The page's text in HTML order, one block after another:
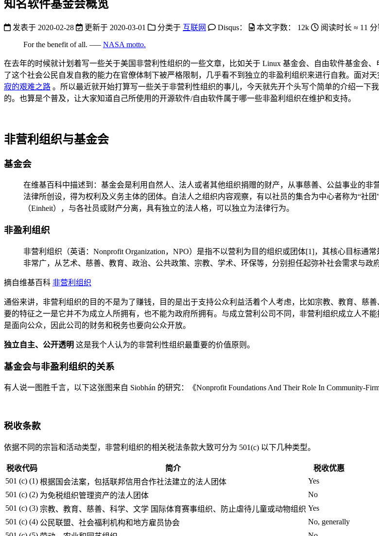
知名软件基金会概览
发表于 2020-02-28 更新于 2020-03-01 分类于 互联网 Disqus： 本文字数： 12k 阅读时长 ≈ 11
For the benefit of all. —– NASA motto.
在去年的时候就计划着写一些关于美国非营利性组织的一些文章，比如关于 Linux 基金会、自由软件基金会
了这个社会公民自发自救的能力在官僚体制下被严格限制，几乎看不到独立的非盈利组织来进行自救。面对
寂的艰难之路 。所以最近就开始打算写一些关于非营利性组织的事儿，今天就先开个头写个简单的介绍一下
的。也算是个普及，让大家知道自己所使用的开源软件/自由软件属于哪一些非盈利组织在维护和支持。
非营利组织与基金会
基金会
在维基百科中描述到：基金会是利用自然人、法人或者其他组织捐赠的财产，从事慈善、公益事业的非
法律所创设，得为权利及义务主体的团体。自法人之组织内容观察，有以社员的集合为中心者称为“社
（Einheit），与各社员或财产分离，具有独立的法人格，可以独立为法律行为。
非盈利组织
非营利组织（英语：Nonprofit Organization，NPO）是指不以营利为目的组织或团体[1]，其核心目标
非常广，从艺术、慈善、教育、政治、公共政策、宗教、学术、环保等，分别担任起弥补社会需求与政
摘自维基百科 非营利组织
通俗来讲，非营利组织的目的不是为了赚钱，目的是出于支持公众利益活着个人考虑，比如宗教、教育、慈
要的特征之一是它并不为成立人所拥有，也不能为政府所拥有。与成立营利公司不同，非营利组织成立人不
是面向公众，因此公司的财务和税务也要向公众开放。
独立自主、公开透明 这是我个人认为的非营利性组织最重要的价值原则。
基金会与非盈利组织的关系
有人说一图胜千言，以下这张图来自 Siobhán 的研究：《Nonprofit Foundations And Their Role In Community-Firm
税收条款
依据不同的宗旨和活动类型，非营利组织的相关税法条款大致可分为 501(c) 以下几种类型。
税收代码 简介
税收优惠
501 (c) (1) 根据国会法案，包括联邦信用合作社法建立的法人团体
Yes
501 (c) (2) 为免税组织管理资产的法人团体
No
501 (c) (3) 宗教、教育、慈善、科学、文学 国际体育赛事组织、防止虐待儿童或动物组织 Yes
501 (c) (4) 公民联盟、社会福利机构和地方雇员协会
No, generally